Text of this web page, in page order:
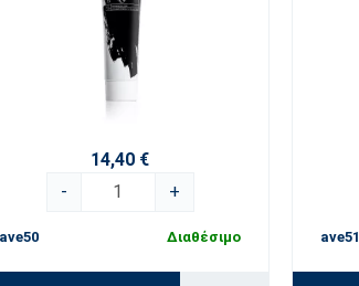
14,40 €
-
+
ave50 Διαθέσιμο ave51